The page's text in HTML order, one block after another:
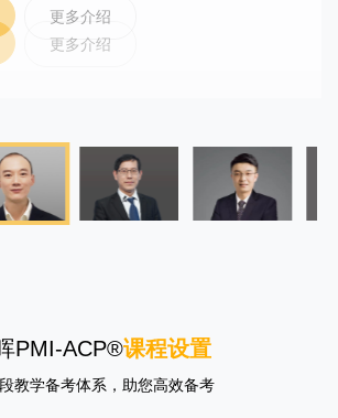
更多介绍
更多介绍
更多介绍
更多介绍
PMI-ACP®课程设置
教学备考体系，助您高效备考